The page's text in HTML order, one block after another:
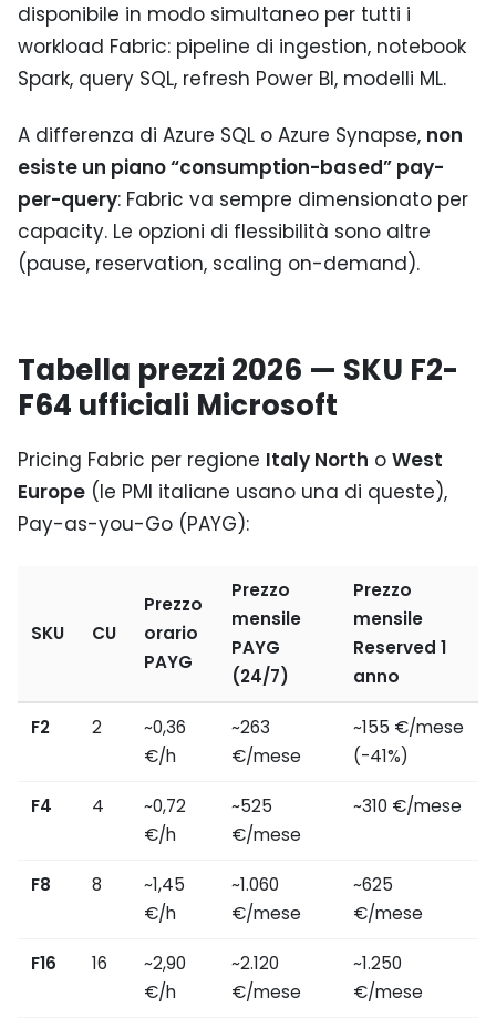
disponibile in modo simultaneo per tutti i
workload Fabric: pipeline di ingestion, notebook
Spark, query SQL, refresh Power BI, modelli ML.
A differenza di Azure SQL o Azure Synapse, non
esiste un piano “consumption-based” pay-
per-query: Fabric va sempre dimensionato per
capacity. Le opzioni di flessibilità sono altre
(pause, reservation, scaling on-demand).
Tabella prezzi 2026 — SKU F2-
F64 ufficiali Microsoft
Pricing Fabric per regione Italy North o West
Europe (le PMI italiane usano una di queste),
Pay-as-you-Go (PAYG):
SKU CU
Prezzo
orario
PAYG
Prezzo
mensile
PAYG
(24/7)
Prezzo
mensile
Reserved 1
anno
F2 2
~0,36
€/h
~263
€/mese
~155 €/mese
(-41%)
F4 4
~0,72
€/h
~525
€/mese
~310 €/mese
F8 8
~1,45
€/h
~1.060
€/mese
~625
€/mese
F16 16
~2,90
€/h
~2.120
€/mese
~1.250
€/mese